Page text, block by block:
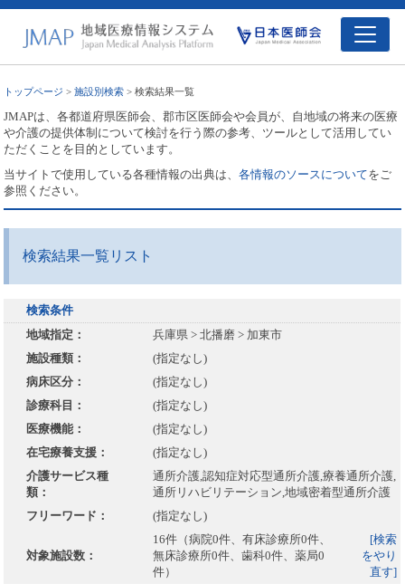
トップページ >施設別検索 > 検索結果一覧
JMAPは、各都道府県医師会、郡市区医師会や会員が、自地域の将来の医療
や介護の提供体制について検討を行う際の参考、ツールとして活用してい
ただくことを目的としています。
当サイトで使用している各種情報の出典は、各情報のソースについてをご
参照ください。
検索結果一覧リスト
検索条件
地域指定：
兵庫県 > 北播磨 > 加東市
施設種類：
(指定なし)
病床区分：
(指定なし)
診療科目：
(指定なし)
医療機能：
(指定なし)
在宅療養支援：
(指定なし)
介護サービス種
類：
通所介護,認知症対応型通所介護,療養通所介護,
通所リハビリテーション,地域密着型通所介護
フリーワード：
(指定なし)
対象施設数：
16件（病院0件、有床診療所0件、
無床診療所0件、歯科0件、薬局0
件）
[検索
をやり
直す]